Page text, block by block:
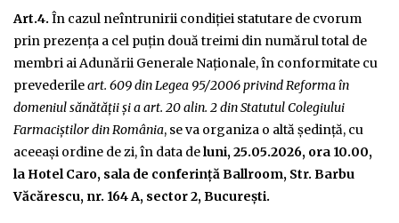
Art.4. În cazul neîntrunirii condiției statutare de cvorum
prin prezenţa a cel puțin două treimi din numărul total de
membri ai Adunării Generale Naţionale, în conformitate cu
prevederileart. 609 din Legea 95/2006 privind Reforma în
domeniul sănătăţii şi a art. 20 alin. 2 din Statutul Colegiului
Farmaciştilor din România, se va organiza o altă şedinţă, cu
aceeași ordine de zi, în data deluni, 25.05.2026, ora 10.00,
la Hotel Caro, sala de conferinţă Ballroom, Str. Barbu
Văcărescu, nr. 164 A, sector 2, Bucureşti.